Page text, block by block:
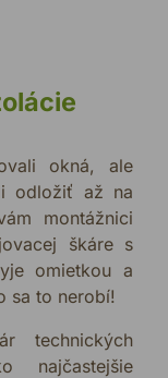
okná, ale
odložiť až na
montážnici
škáre s
omietkou a
sa to nerobí!
technických
najčastejšie